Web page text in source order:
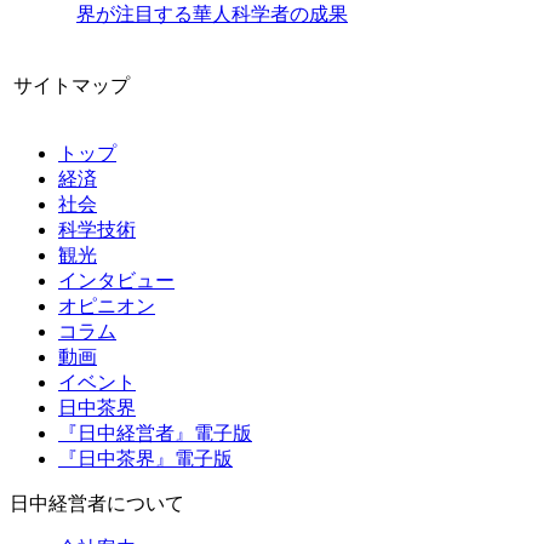
界が注目する華人科学者の成果
サイトマップ
トップ
経済
社会
科学技術
観光
インタビュー
オピニオン
コラム
動画
イベント
日中茶界
『日中経営者』電子版
『日中茶界』電子版
日中経営者について